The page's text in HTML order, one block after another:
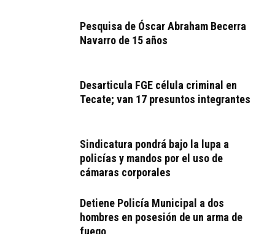
Pesquisa de Óscar Abraham Becerra
Navarro de 15 años
Desarticula FGE célula criminal en
Tecate; van 17 presuntos integrantes
Sindicatura pondrá bajo la lupa a
policías y mandos por el uso de
cámaras corporales
Detiene Policía Municipal a dos
hombres en posesión de un arma de
fuego